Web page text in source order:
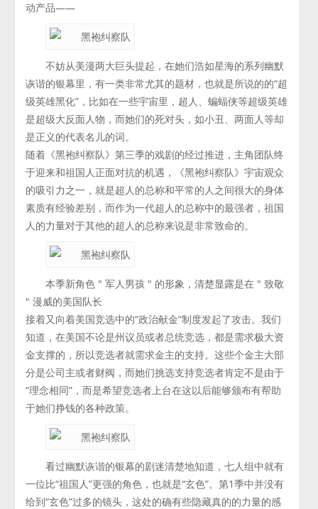
动产品——
不妨从美漫两大巨头提起，在她们浩如星海的系列幽默
诙谐的银幕里，有一类非常尤其的题材，也就是所说的的“超
级英雄黑化”，比如在一些宇宙里，超人、蝙蝠侠等超级英雄
是超级大反面人物，而她们的死对头，如小丑、两面人等却
是正义的代表名儿的词。
随着《黑袍纠察队》第三季的戏剧的经过推进，主角团队终
于迎来和祖国人正面对抗的机遇，《黑袍纠察队》宇宙观众
的吸引力之一，就是超人的总称和平常的人之间很大的身体
素质有经验差别，而作为一代超人的总称中的最强者，祖国
人的力量对于其他的超人的总称来说是非常致命的。
本季新角色 " 军人男孩 " 的形象，清楚显露是在 " 致敬
" 漫威的美国队长
接着又向着美国竞选中的“政治献金”制度发起了攻击。我们
知道，在美国不论是州议员或者总统竞选，都是需求极大资
金支撑的，所以竞选者就需求金主的支持。这些个金主大部
分是公司主或者财阀，而她们挑选支持竞选者肯定不是由于
“理念相同”，而是希望竞选者上台在这以后能够颁布有帮助
于她们挣钱的各种政策。
看过幽默诙谐的银幕的剧迷清楚地知道，七人组中就有
一位比“祖国人”更强的角色，也就是“玄色”。第1季中并没有
给到“玄色”过多的镜头，这处的确有些隐藏真的的力量的感